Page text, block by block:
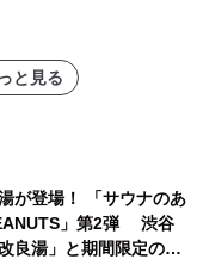
と見る
が登場！ 「サウナのあ
」第2弾 渋谷
良湯」と期間限定のコ